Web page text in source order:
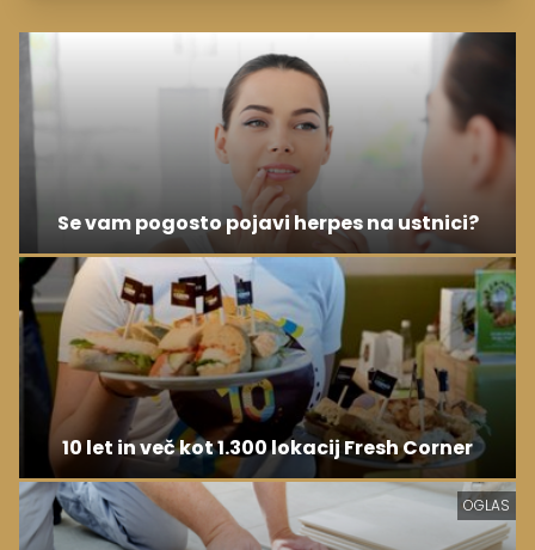
Se vam pogosto pojavi herpes na ustnici?
10 let in več kot 1.300 lokacij Fresh Corner
OGLAS